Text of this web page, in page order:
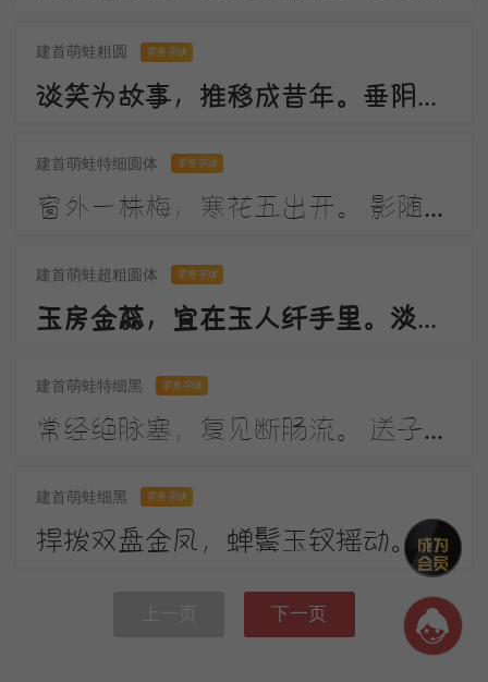
建首萌蛙粗圆 零售字体
建首萌蛙特细圆体 零售字体
窗外一株梅，寒花五出开。 影随朝日远，香逐便风来。 泣对铜钩障，愁看玉镜台。 行人断消息，春恨几裴回。
建首萌蛙超粗圆体 零售字体
玉房金蕊，宜在玉人纤手里。淡月朦胧，更有微微弄袖风。温香熟美，醉慢云鬟垂两耳。多谢春工，不是花红是玉红。
建首萌蛙特细黑 零售字体
常经绝脉塞，复见断肠流。 送子成今别，令人起昔愁。 陇云晴半雨，边草夏先秋。 万里长城寄，无贻汉国忧。
建首萌蛙细黑 零售字体
捍拨双盘金凤，蝉鬓玉钗摇动。画堂前，人不语，弦解语。弹到昭君怨处，翠蛾愁，不抬头。
下一页